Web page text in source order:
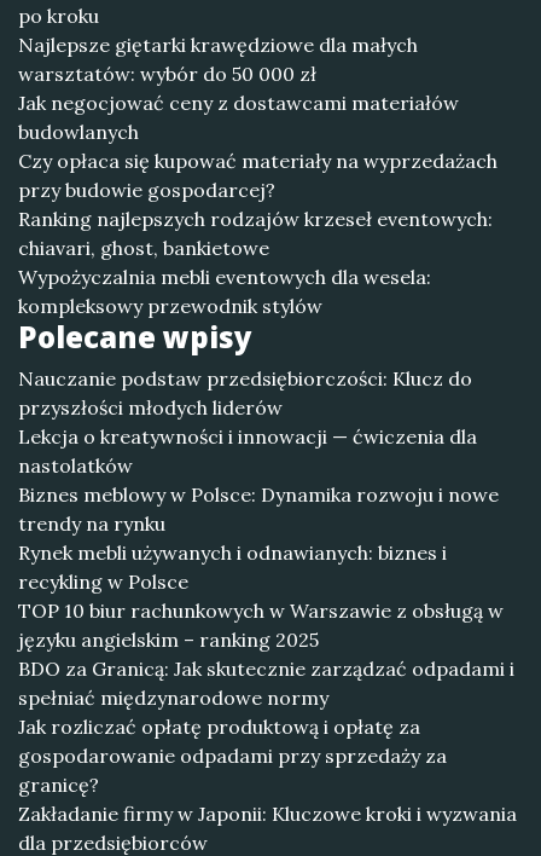
po kroku
Najlepsze giętarki krawędziowe dla małych
warsztatów: wybór do 50 000 zł
Jak negocjować ceny z dostawcami materiałów
budowlanych
Czy opłaca się kupować materiały na wyprzedażach
przy budowie gospodarcej?
Ranking najlepszych rodzajów krzeseł eventowych:
chiavari, ghost, bankietowe
Wypożyczalnia mebli eventowych dla wesela:
kompleksowy przewodnik stylów
Polecane wpisy
Nauczanie podstaw przedsiębiorczości: Klucz do
przyszłości młodych liderów
Lekcja o kreatywności i innowacji — ćwiczenia dla
nastolatków
Biznes meblowy w Polsce: Dynamika rozwoju i nowe
trendy na rynku
Rynek mebli używanych i odnawianych: biznes i
recykling w Polsce
TOP 10 biur rachunkowych w Warszawie z obsługą w
języku angielskim – ranking 2025
BDO za Granicą: Jak skutecznie zarządzać odpadami i
spełniać międzynarodowe normy
Jak rozliczać opłatę produktową i opłatę za
gospodarowanie odpadami przy sprzedaży za
granicę?
Zakładanie firmy w Japonii: Kluczowe kroki i wyzwania
dla przedsiębiorców